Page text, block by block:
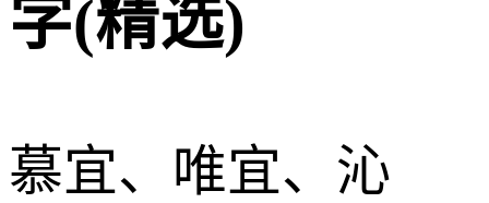
字(精选)
慕宜、唯宜、沁